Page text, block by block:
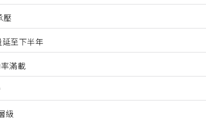
壓
至下半年
滿載
級